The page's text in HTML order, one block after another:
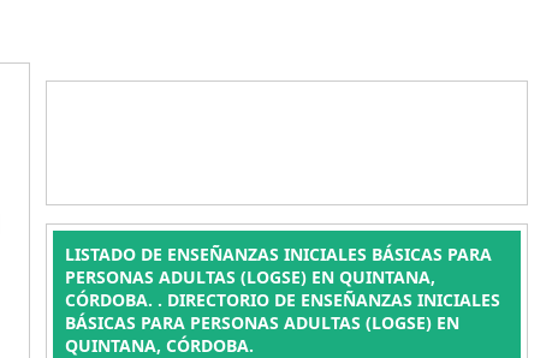
LISTADO DE ENSEÑANZAS INICIALES BÁSICAS PARA
PERSONAS ADULTAS (LOGSE) EN QUINTANA,
CÓRDOBA. . DIRECTORIO DE ENSEÑANZAS INICIALES
BÁSICAS PARA PERSONAS ADULTAS (LOGSE) EN
QUINTANA, CÓRDOBA.